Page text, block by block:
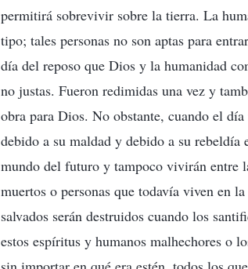
permitirá sobrevivir sobre la tierra. La
tipo; tales personas no son aptas para
día del reposo que Dios y la humanidad
no justas. Fueron redimidas una vez y
obra para Dios. No obstante, cuando el
debido a su maldad y debido a su
mundo del futuro y tampoco vivirán entre
muertos o personas que todavía viven en
salvados serán destruidos cuando los
estos espíritus y humanos malhechores o